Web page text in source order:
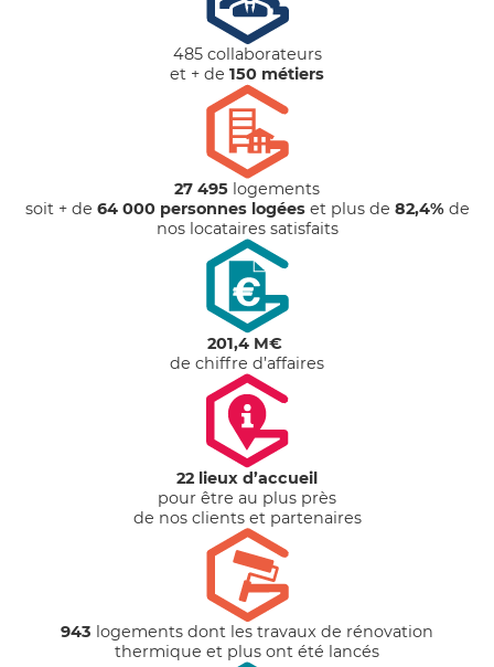
485 collaborateurs
et + de 150 métiers
27 495 logements
soit + de 64 000 personnes logéeset plus de 82,4%de
nos locataires satisfaits
201,4 M€
de chiffre d’affaires
22 lieux d’accueil
pour être au plus près
de nos clients et partenaires
943 logements dont les travaux de rénovation
thermique et plus ont été lancés